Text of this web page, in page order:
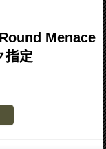
Menace
指定